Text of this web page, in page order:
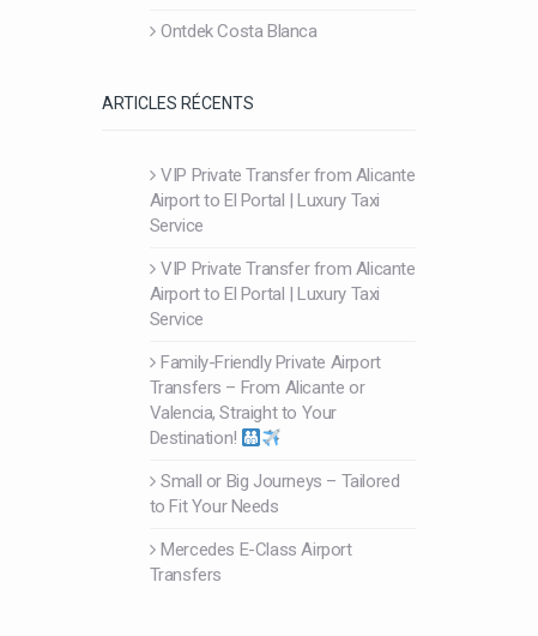
Ontdek Costa Blanca
ARTICLES RÉCENTS
VIP Private Transfer from Alicante
Airport to El Portal | Luxury Taxi
Service
VIP Private Transfer from Alicante
Airport to El Portal | Luxury Taxi
Service
Family-Friendly Private Airport
Transfers – From Alicante or
Valencia, Straight to Your
Destination!
Small or Big Journeys – Tailored
to Fit Your Needs
Mercedes E-Class Airport
Transfers